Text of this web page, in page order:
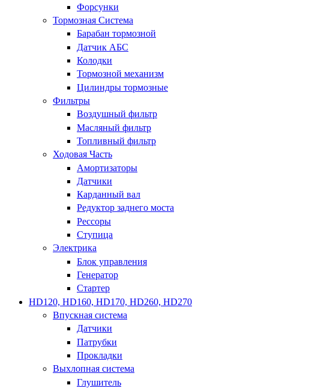
Форсунки
Тормозная Система
Барабан тормозной
Датчик АБС
Колодки
Тормозной механизм
Цилиндры тормозные
Фильтры
Воздушный фильтр
Масляный фильтр
Топливный фильтр
Ходовая Часть
Амортизаторы
Датчики
Карданный вал
Редуктор заднего моста
Рессоры
Ступица
Электрика
Блок управления
Генератор
Стартер
HD120, HD160, HD170, HD260, HD270
Впускная система
Датчики
Патрубки
Прокладки
Выхлопная система
Глушитель